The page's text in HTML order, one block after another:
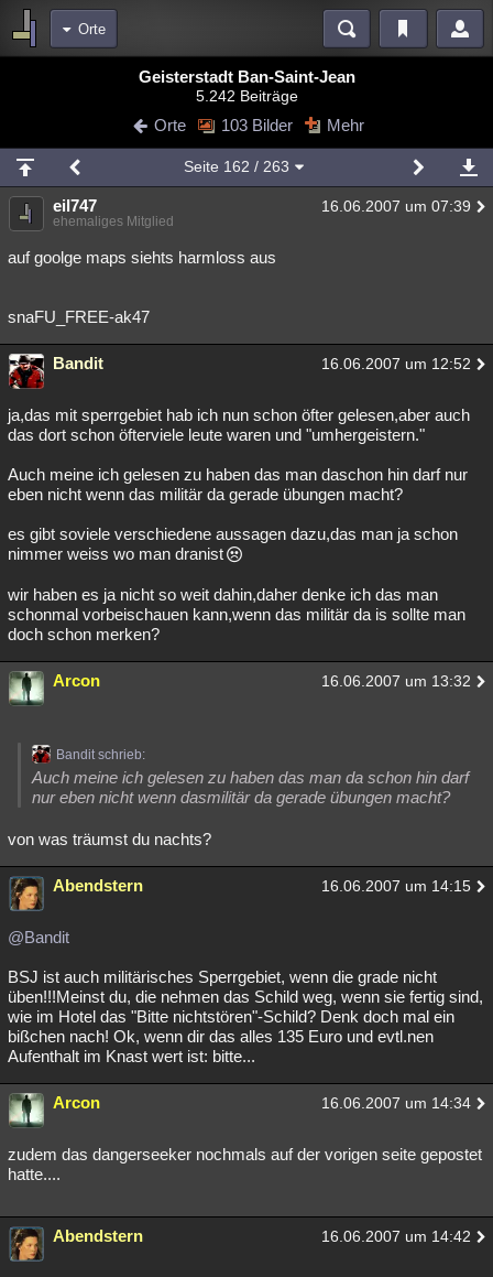
Orte
Blogs Videos
Chat Wiki Neuigkeiten
meine Rubriken
Menschen Mystery Kriminalfälle
Spiritualität Verschwörungen Technologie
weitere Rubriken
Philosophie Literatur
Astronomie Helpdesk Gaming Filme
Übersichten
Lesenswert Schlüsselwörter
Geisterstadt Ban-Saint-Jean
5.242 Beiträge
Orte 103 Bilder Mehr
Seite 162 / 263
eil747 16.06.2007 um 07:39
ehemaliges Mitglied
auf goolge maps siehts harmloss aus
snaFU_FREE-ak47
Bandit 16.06.2007 um 12:52
ja,das mit sperrgebiet hab ich nun schon öfter gelesen,aber auch
das dort schon öfterviele leute waren und "umhergeistern."
Auch meine ich gelesen zu haben das man daschon hin darf nur
eben nicht wenn das militär da gerade übungen macht?
es gibt soviele verschiedene aussagen dazu,das man ja schon
nimmer weiss wo man dranist
wir haben es ja nicht so weit dahin,daher denke ich das man
schonmal vorbeischauen kann,wenn das militär da is sollte man
doch schon merken?
Arcon 16.06.2007 um 13:32
Bandit schrieb:
Auch meine ich gelesen zu haben das man da schon hin darf
nur eben nicht wenn dasmilitär da gerade übungen macht?
von was träumst du nachts?
Abendstern 16.06.2007 um 14:15
@Bandit
BSJ ist auch militärisches Sperrgebiet, wenn die grade nicht
üben!!!Meinst du, die nehmen das Schild weg, wenn sie fertig sind,
wie im Hotel das "Bitte nichtstören"-Schild? Denk doch mal ein
bißchen nach! Ok, wenn dir das alles 135 Euro und evtl.nen
Aufenthalt im Knast wert ist: bitte...
Arcon 16.06.2007 um 14:34
zudem das dangerseeker nochmals auf der vorigen seite gepostet
hatte....
Abendstern 16.06.2007 um 14:42